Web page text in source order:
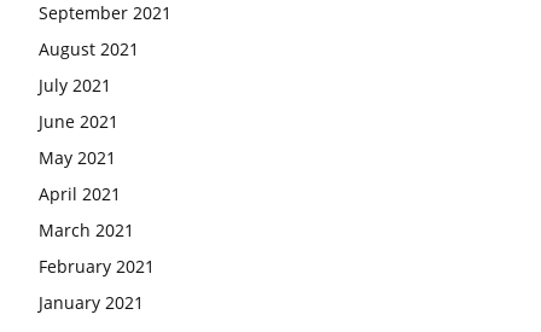
September 2021
August 2021
July 2021
June 2021
May 2021
April 2021
March 2021
February 2021
January 2021